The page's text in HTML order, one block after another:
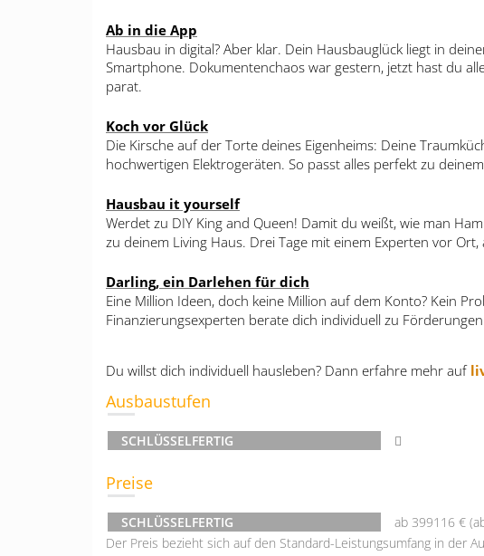
Ab in die App
Hausbau in digital? Aber klar. Dein Hausbauglück liegt in
Smartphone. Dokumentenchaos war gestern, jetzt hast du
parat.
Koch vor Glück
Die Kirsche auf der Torte deines Eigenheims: Deine
hochwertigen Elektrogeräten. So passt alles perfekt zu
Hausbau it yourself
Werdet zu DIY King and Queen! Damit du weißt, wie man
zu deinem Living Haus. Drei Tage mit einem Experten vor
Darling, ein Darlehen für dich
Eine Million Ideen, doch keine Million auf dem Konto? Kein
Finanzierungsexperten berate dich individuell zu
Du willst dich individuell hausleben? Dann erfahre mehr auf
Ausbaustufen
SCHLÜSSELFERTIG
Preise
SCHLÜSSELFERTIG
ab 399116 €
Der Preis bezieht sich auf den Standard-Leistungsumfang in der